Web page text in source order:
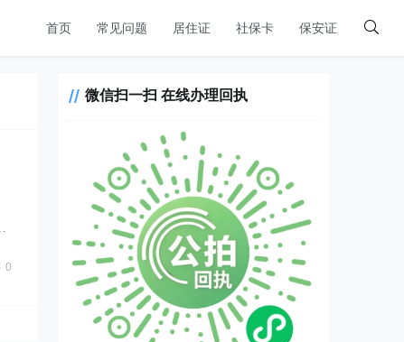
首页 常见问题 居住证 社保卡 保安证
0
微信扫一扫 在线办理回执